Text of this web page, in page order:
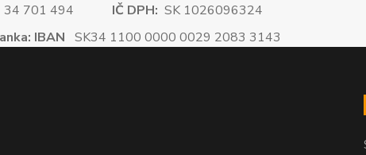
34 701 494 IČ DPH: SK 1026096324
IBAN SK34 1100 0000 0029 2083 3143